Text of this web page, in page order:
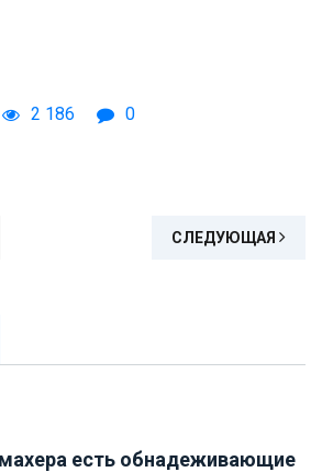
2 186 0
СЛЕДУЮЩАЯ
есть обнадеживающие